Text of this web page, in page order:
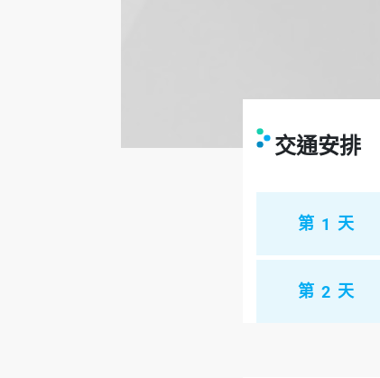
交通安排
第 1 天
第 2 天